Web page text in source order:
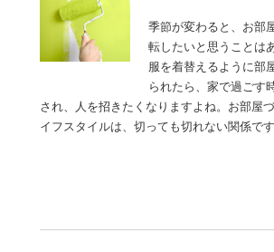
季節が変わると、お部
転したいと思うことは
服を着替えるように部
られたら、家で過ごす
され、人を招きたくなりますよね。お部屋
イフスタイルは、切っても切れない関係で